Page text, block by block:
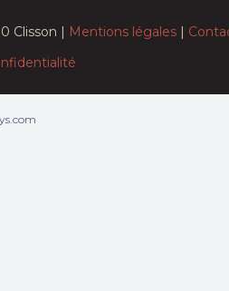
Clisson | Mentions légales |